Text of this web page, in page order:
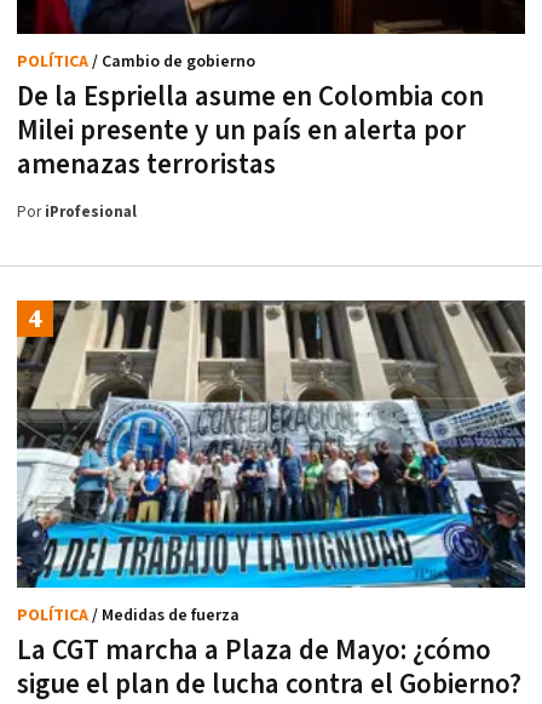
De la Espriella asume en Colombia con
Milei presente y un país en alerta por
amenazas terroristas
POLÍTICA/ Cambio de gobierno
PoriProfesional
La CGT marcha a Plaza de Mayo: ¿cómo
sigue el plan de lucha contra el Gobierno?
POLÍTICA/ Medidas de fuerza